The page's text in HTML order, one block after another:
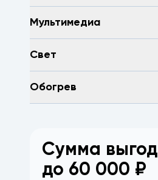
Мультимедиа
Свет
Обогрев
Сумма выгод
до 60 000 ₽